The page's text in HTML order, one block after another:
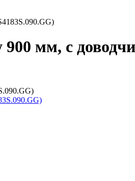
мм, с